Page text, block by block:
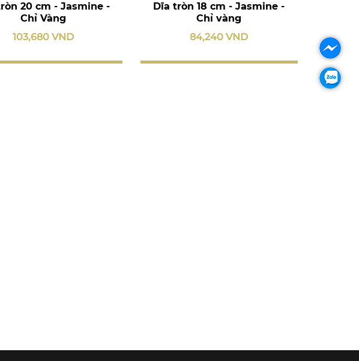
20 cm - Jasmine -
Chỉ Vàng
103,680 VND
Dĩa tròn 18 cm - Jasmine -
Chỉ vàng
84,240 VND